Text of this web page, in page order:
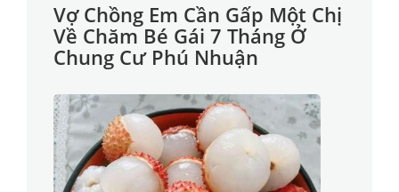
Vợ Chồng Em Cần Gấp Một Chị
Về Chăm Bé Gái 7 Tháng Ở
Chung Cư Phú Nhuận